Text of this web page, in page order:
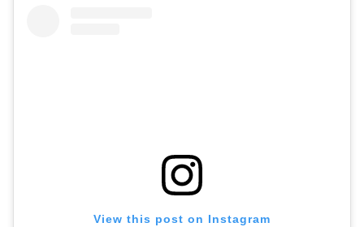
View this post on Instagram